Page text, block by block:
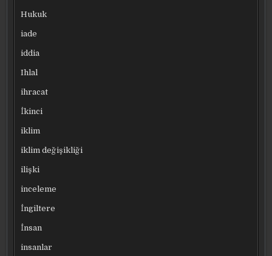
Hukuk
iade
iddia
Ihlal
ihracat
İkinci
iklim
iklim değişikliği
ilişki
inceleme
İngiltere
İnsan
insanlar